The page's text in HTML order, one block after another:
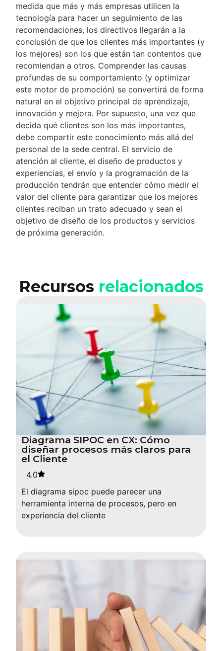
medida que más y más empresas utilicen la
tecnología para hacer un seguimiento de las
recomendaciones, los directivos llegarán a la
conclusión de que los clientes más importantes (y
los mejores) son los que están tan contentos que
recomiendan a otros. Comprender las causas
profundas de su comportamiento (y optimizar
este motor de promoción) se convertirá de forma
natural en el objetivo principal de aprendizaje,
innovación y mejora. Por supuesto, una vez que
decida qué clientes son los más importantes,
debe compartir este conocimiento más allá del
personal de la sede central. El servicio de
atención al cliente, el diseño de productos y
experiencias, el envío y la programación de la
producción tendrán que entender cómo medir el
valor del cliente para garantizar que los mejores
clientes reciban un trato adecuado y sean el
objetivo de diseño de los productos y servicios
de próxima generación.
Recursos relacionados
Diagrama SIPOC en CX: Cómo
diseñar procesos más claros para
el Cliente
4.0
El diagrama sipoc puede parecer una
herramienta interna de procesos, pero en
experiencia del cliente